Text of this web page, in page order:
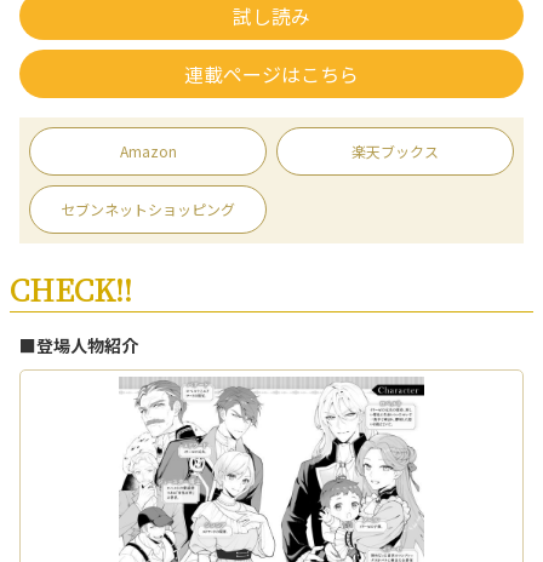
試し読み
連載ページはこちら
Amazon 楽天ブックス
セブンネットショッピング
CHECK!!
■登場人物紹介